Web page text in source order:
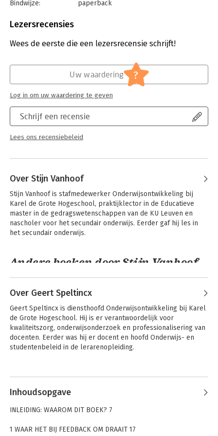
Bindwijze:
paperback
Uitgever:
Verschijningsdatum:
11-1-2021
Non-fictie informatief/professioneel
Lezersrecensies
Wees de eerste die een lezersrecensie schrijft!
Schrijf een recensie
Lees ons recensiebeleid
Uw waardering ?
Log in om uw waardering te geven
Over Stijn Vanhoof
Stijn Vanhoof is stafmedewerker Onderwijsontwikkeling bij
Karel de Grote Hogeschool, praktijklector in de Educatieve
master in de gedragswetenschappen van de KU Leuven en
nascholer voor het secundair onderwijs. Eerder gaf hij les in
het secundair onderwijs.
Andere boeken door Stijn Vanhoof
Over Geert Speltincx
Geert Speltincx is diensthoofd Onderwijsontwikkeling bij Karel
de Grote Hogeschool. Hij is er verantwoordelijk voor
kwaliteitszorg, onderwijsonderzoek en professionalisering van
docenten. Eerder was hij er docent en hoofd Onderwijs- en
studentenbeleid in de lerarenopleiding.
Andere boeken door Geert
Speltincx
Inhoudsopgave
INLEIDING: WAAROM DIT BOEK? 7
1 WAAR HET BIJ FEEDBACK OM DRAAIT 17